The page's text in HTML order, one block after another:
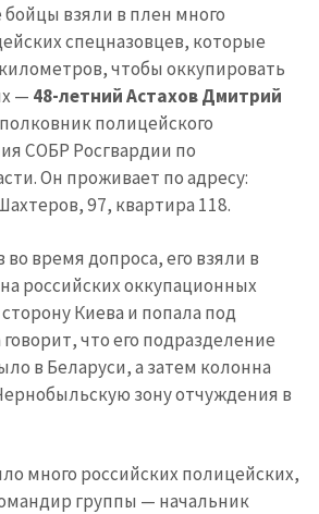
взяли в плен много
спецназовцев, которые
чтобы оккупировать
— 48-летний Астахов Дмитрий
полицейского
СОБР Росгвардии по
Он проживает по адресу:
97, квартира 118.
во время допроса, его взяли в
российских оккупационных
Киева и попала под
что его подразделение
в Беларуси, а затем колонна
зону отчуждения в
много российских полицейских,
группы — начальник